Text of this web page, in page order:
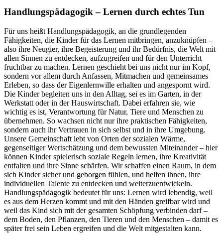
Handlungspädagogik – Lernen durch echtes Tun
Für uns heißt Handlungspädagogik, an die grundlegenden
Fähigkeiten, die Kinder für das Lernen mitbringen, anzuknüpfen –
also ihre Neugier, ihre Begeisterung und ihr Bedürfnis, die Welt mit
allen Sinnen zu entdecken, aufzugreifen und für den Unterricht
fruchtbar zu machen. Lernen geschieht bei uns nicht nur im Kopf,
sondern vor allem durch Anfassen, Mitmachen und gemeinsames
Erleben, so dass der Eigenlernwille erhalten und angespornt wird.
Die Kinder begleiten uns in den Alltag, sei es im Garten, in der
Werkstatt oder in der Hauswirtschaft. Dabei erfahren sie, wie
wichtig es ist, Verantwortung für Natur, Tiere und Menschen zu
übernehmen. So wachsen nicht nur ihre praktischen Fähigkeiten,
sondern auch ihr Vertrauen in sich selbst und in ihre Umgebung.
Unsere Gemeinschaft lebt von Orten der sozialen Wärme,
gegenseitiger Wertschätzung und dem bewussten Miteinander – hier
können Kinder spielerisch soziale Regeln lernen, ihre Kreativität
entfalten und ihre Sinne schärfen. Wir schaffen einen Raum, in dem
sich Kinder sicher und geborgen fühlen, und helfen ihnen, ihre
individuellen Talente zu entdecken und weiterzuentwickeln.
Handlungspädagogik bedeutet für uns: Lernen wird lebendig, weil
es aus dem Herzen kommt und mit den Händen greifbar wird und
weil das Kind sich mit der gesamten Schöpfung verbinden darf –
dem Boden, den Pflanzen, den Tieren und den Menschen – damit es
später frei sein Leben ergreifen und die Welt mitgestalten kann.